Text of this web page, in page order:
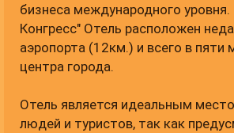
бизнеса международного уровня.
Конгресс" Отель расположен
аэропорта (12км.) и всего в пяти
центра города.
Отель является идеальным
людей и туристов, так как